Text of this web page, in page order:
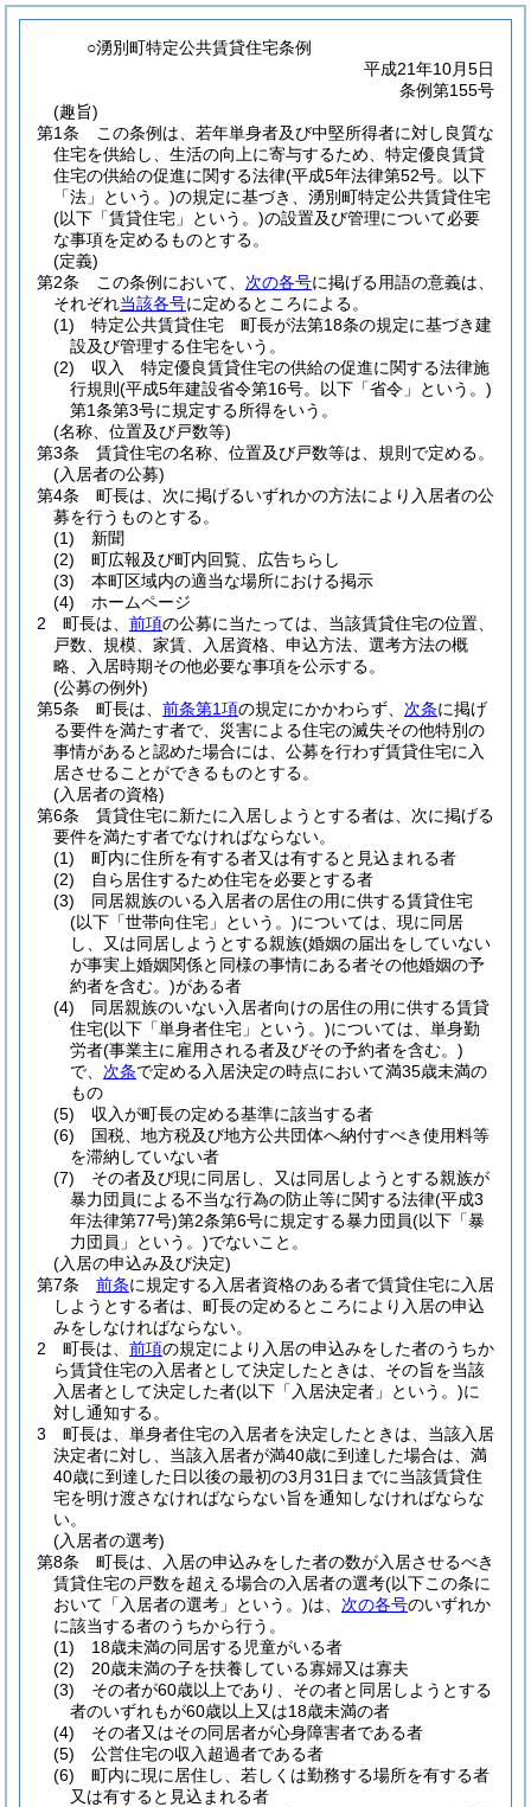
○湧別町特定公共賃貸住宅条例
平成21年10月5日
条例第155号
(趣旨)
第1条
この条例は、若年単身者及び中堅所得者に対し良質な
住宅を供給し、生活の向上に寄与するため、特定優良賃貸
住宅の供給の促進に関する法律(平成5年法律第52号。以下
「法」という。)の規定に基づき、湧別町特定公共賃貸住宅
(以下「賃貸住宅」という。)の設置及び管理について必要
な事項を定めるものとする。
(定義)
第2条
この条例において、 次の各号に掲げる用語の意義は、
それぞれ当該各号に定めるところによる。
(1)
特定公共賃貸住宅 町長が法第18条の規定に基づき建
設及び管理する住宅をいう。
(2)
収入 特定優良賃貸住宅の供給の促進に関する法律施
行規則 (平成5年建設省令第16号。以下「省令」という。)
第1条第3号に規定する所得をいう。
(名称、位置及び戸数等)
第3条
賃貸住宅の名称、位置及び戸数等は、規則で定める。
(入居者の公募)
第4条
町長は、次に掲げるいずれかの方法により入居者の公
募を行うものとする。
(1)
新聞
(2)
町広報及び町内回覧、広告ちらし
(3)
本町区域内の適当な場所における掲示
(4)
ホームページ
2
町長は、 前項の公募に当たっては、当該賃貸住宅の位置、
戸数、規模、家賃、入居資格、申込方法、選考方法の概
略、入居時期その他必要な事項を公示する。
(公募の例外)
第5条
町長は、 前条第1項の規定にかかわらず、 次条に掲げ
る要件を満たす者で、災害による住宅の滅失その他特別の
事情があると認めた場合には、公募を行わず賃貸住宅に入
居させることができるものとする。
(入居者の資格)
第6条
賃貸住宅に新たに入居しようとする者は、次に掲げる
要件を満たす者でなければならない。
(1)
町内に住所を有する者又は有すると見込まれる者
(2)
自ら居住するため住宅を必要とする者
(3)
同居親族のいる入居者の居住の用に供する賃貸住宅
(以下「世帯向住宅」という。)については、現に同居
し、又は同居しようとする親族(婚姻の届出をしていない
が事実上婚姻関係と同様の事情にある者その他婚姻の予
約者を含む。)がある者
(4)
同居親族のいない入居者向けの居住の用に供する賃貸
住宅(以下「単身者住宅」という。)については、単身勤
労者(事業主に雇用される者及びその予約者を含む。)
で、 次条で定める入居決定の時点において満35歳未満の
もの
(5)
収入が町長の定める基準に該当する者
(6)
国税、地方税及び地方公共団体へ納付すべき使用料等
を滞納していない者
(7)
その者及び現に同居し、又は同居しようとする親族が
暴力団員による不当な行為の防止等に関する法律(平成3
年法律第77号)第2条第6号に規定する暴力団員(以下「暴
力団員」という。)でないこと。
(入居の申込み及び決定)
第7条
前条に規定する入居者資格のある者で賃貸住宅に入居
しようとする者は、町長の定めるところにより入居の申込
みをしなければならない。
2
町長は、 前項の規定により入居の申込みをした者のうちか
ら賃貸住宅の入居者として決定したときは、その旨を当該
入居者として決定した者(以下「入居決定者」という。)に
対し通知する。
3
町長は、単身者住宅の入居者を決定したときは、当該入居
決定者に対し、当該入居者が満40歳に到達した場合は、満
40歳に到達した日以後の最初の3月31日までに当該賃貸住
宅を明け渡さなければならない旨を通知しなければならな
い。
(入居者の選考)
第8条
町長は、入居の申込みをした者の数が入居させるべき
賃貸住宅の戸数を超える場合の入居者の選考(以下この条に
おいて「入居者の選考」という。)は、 次の各号のいずれか
に該当する者のうちから行う。
(1)
18歳未満の同居する児童がいる者
(2)
20歳未満の子を扶養している寡婦又は寡夫
(3)
その者が60歳以上であり、その者と同居しようとする
者のいずれもが60歳以上又は18歳未満の者
(4)
その者又はその同居者が心身障害者である者
(5)
公営住宅の収入超過者である者
(6)
町内に現に居住し、若しくは勤務する場所を有する者
又は有すると見込まれる者